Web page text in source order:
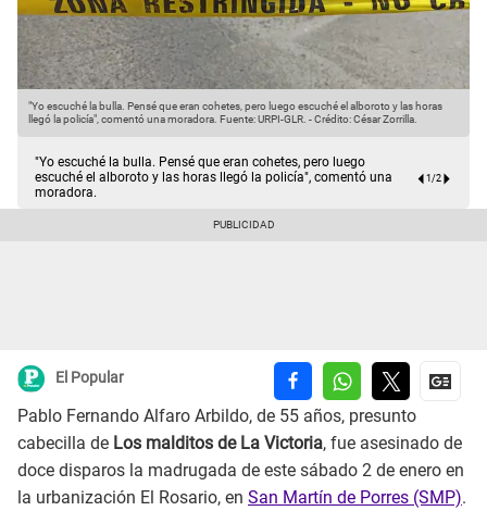
"Yo escuché la bulla. Pensé que eran cohetes, pero luego escuché el alboroto y las horas
llegó la policía", comentó una moradora. Fuente: URPI-GLR. -Crédito: César Zorrilla.
"Yo escuché la bulla. Pensé que eran cohetes, pero luego
escuché el alboroto y las horas llegó la policía", comentó una
moradora.
1/2
El Popular
Pablo Fernando Alfaro Arbildo, de 55 años, presunto
cabecilla de Los malditos de La Victoria, fue asesinado de
doce disparos la madrugada de este sábado 2 de enero en
la urbanización El Rosario, en San Martín de Porres (SMP).